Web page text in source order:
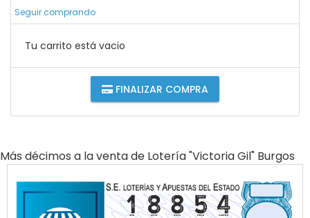
Seguir comprando
Tu carrito está vacio
FINALIZAR COMPRA
Más décimos a la venta de Lotería "victoria Gil" Burgos